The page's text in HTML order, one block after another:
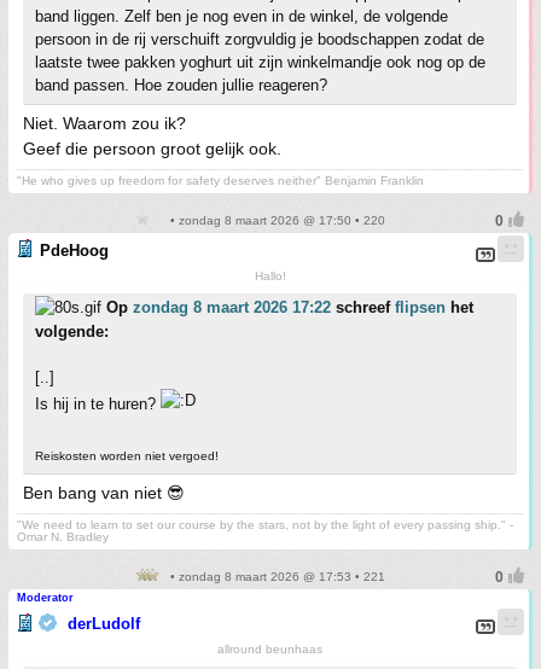
band liggen. Zelf ben je nog even in de winkel, de volgende
persoon in de rij verschuift zorgvuldig je boodschappen zodat de
laatste twee pakken yoghurt uit zijn winkelmandje ook nog op de
band passen. Hoe zouden jullie reageren?
Niet. Waarom zou ik?
Geef die persoon groot gelijk ook.
"He who gives up freedom for safety deserves neither" Benjamin Franklin
• zondag 8 maart 2026 @ 17:50 • 220
PdeHoog
Hallo!
Op zondag 8 maart 2026 17:22 schreef flipsen het
volgende:
[..]
Is hij in te huren?
Reiskosten worden niet vergoed!
Ben bang van niet 😎
"We need to learn to set our course by the stars, not by the light of every passing ship." -
Omar N. Bradley
• zondag 8 maart 2026 @ 17:53 • 221
Moderator
derLudolf
allround beunhaas